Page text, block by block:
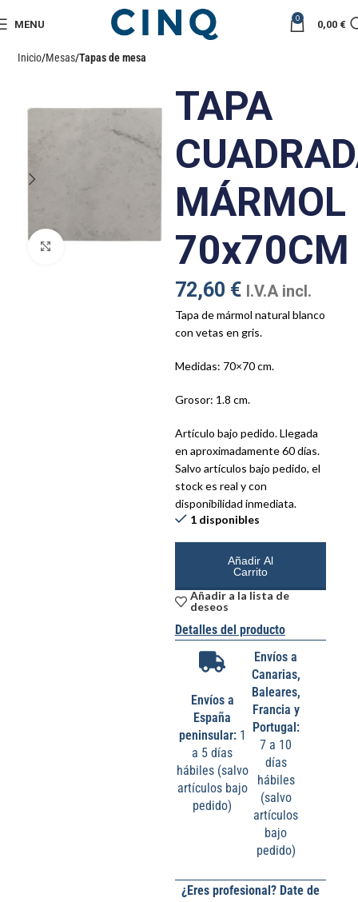
MENU 0 0,00 €
Inicio Mesas Tapas de mesa
TAPA
MÁRMOL
70x70CM
72,60 € I.V.A incl.
Tapa de mármol natural blanco
con vetas en gris.
Medidas: 70×70 cm.
Grosor: 1.8 cm.
Artículo bajo pedido. Llegada
en aproximadamente 60 días.
Salvo artículos bajo pedido, el
stock es real y con
disponibilidad inmediata.
1 disponibles
Añadir Al
Carrito
Añadir a la lista de
deseos
Detalles del producto
Envíos a
España
peninsular:1
a 5 días
hábiles (salvo
artículos bajo
pedido)
Envíos a
Canarias,
Baleares,
Francia y
Portugal:
7 a 10
días
hábiles
(salvo
artículos
bajo
pedido)
¿Eres profesional? Date de